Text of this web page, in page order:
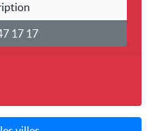
17 17